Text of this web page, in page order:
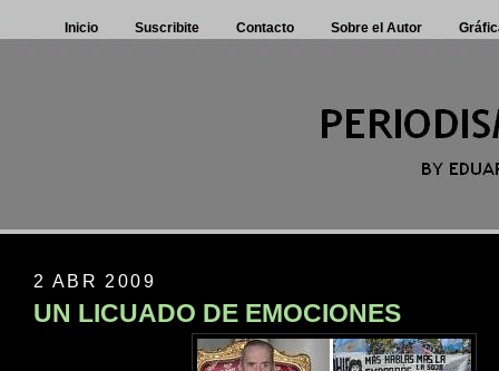
Inicio Suscribite Contacto Sobre el Autor
2 ABR 2009
UN LICUADO DE EMOCIONES